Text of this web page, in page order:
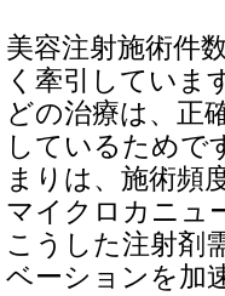
美容注射施術件
く牽引していま
どの治療は、正
しているためで
まりは、施術頻
マイクロカニュ
こうした注射剤
ベーションを加